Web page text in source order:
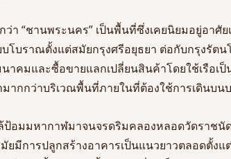
า “ชานพระนคร” เป็นพื้นที่ซึ่งเคยนิยมอยู่อาศัย
บราณตั้งแต่สมัยกรุงศรีอยุธยา ต่อกับกรุงรัตน
าคมและซื้อขายแลกเปลี่ยนสินค้าโดยใช้เรือเ
ากกว่าบริเวณพื้นที่ภายในที่ต้องใช้การเดินบน
อมมหากาฬมาจนจรดริมคลองหลอดวัดราชนั
มีการปลูกสร้างอาคารเป็นแนวยาวตลอดตั้งแ